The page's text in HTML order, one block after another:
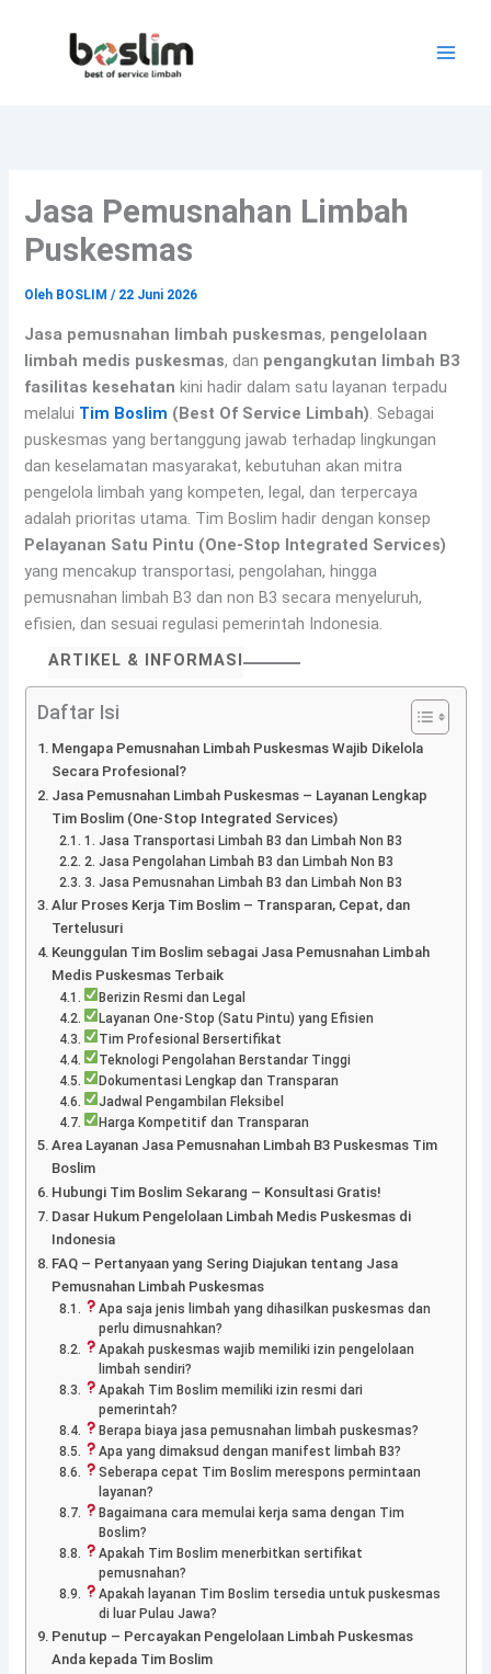
Jasa Pemusnahan Limbah
Puskesmas
Oleh BOSLIM/ 22 Juni 2026
Jasa pemusnahan limbah puskesmas, pengelolaan
limbah medis puskesmas, dan pengangkutan limbah B3
fasilitas kesehatan kini hadir dalam satu layanan terpadu
melalui Tim Boslim (Best Of Service Limbah). Sebagai
puskesmas yang bertanggung jawab terhadap lingkungan
dan keselamatan masyarakat, kebutuhan akan mitra
pengelola limbah yang kompeten, legal, dan terpercaya
adalah prioritas utama. Tim Boslim hadir dengan konsep
Pelayanan Satu Pintu (One-Stop Integrated Services)
yang mencakup transportasi, pengolahan, hingga
pemusnahan limbah B3 dan non B3 secara menyeluruh,
efisien, dan sesuai regulasi pemerintah Indonesia.
ARTIKEL & INFORMASI
Daftar Isi
Mengapa Pemusnahan Limbah Puskesmas Wajib Dikelola
Secara Profesional?
Jasa Pemusnahan Limbah Puskesmas – Layanan Lengkap
Tim Boslim (One-Stop Integrated Services)
1. Jasa Transportasi Limbah B3 dan Limbah Non B3
2. Jasa Pengolahan Limbah B3 dan Limbah Non B3
3. Jasa Pemusnahan Limbah B3 dan Limbah Non B3
Alur Proses Kerja Tim Boslim – Transparan, Cepat, dan
Tertelusuri
Keunggulan Tim Boslim sebagai Jasa Pemusnahan Limbah
Medis Puskesmas Terbaik
Berizin Resmi dan Legal
Layanan One-Stop (Satu Pintu) yang Efisien
Tim Profesional Bersertifikat
Teknologi Pengolahan Berstandar Tinggi
Dokumentasi Lengkap dan Transparan
Jadwal Pengambilan Fleksibel
Harga Kompetitif dan Transparan
Area Layanan Jasa Pemusnahan Limbah B3 Puskesmas Tim
Boslim
Hubungi Tim Boslim Sekarang – Konsultasi Gratis!
Dasar Hukum Pengelolaan Limbah Medis Puskesmas di
Indonesia
FAQ – Pertanyaan yang Sering Diajukan tentang Jasa
Pemusnahan Limbah Puskesmas
Apa saja jenis limbah yang dihasilkan puskesmas dan
perlu dimusnahkan?
Apakah puskesmas wajib memiliki izin pengelolaan
limbah sendiri?
Apakah Tim Boslim memiliki izin resmi dari
pemerintah?
Berapa biaya jasa pemusnahan limbah puskesmas?
Apa yang dimaksud dengan manifest limbah B3?
Seberapa cepat Tim Boslim merespons permintaan
layanan?
Bagaimana cara memulai kerja sama dengan Tim
Boslim?
Apakah Tim Boslim menerbitkan sertifikat
pemusnahan?
Apakah layanan Tim Boslim tersedia untuk puskesmas
di luar Pulau Jawa?
Penutup – Percayakan Pengelolaan Limbah Puskesmas
Anda kepada Tim Boslim